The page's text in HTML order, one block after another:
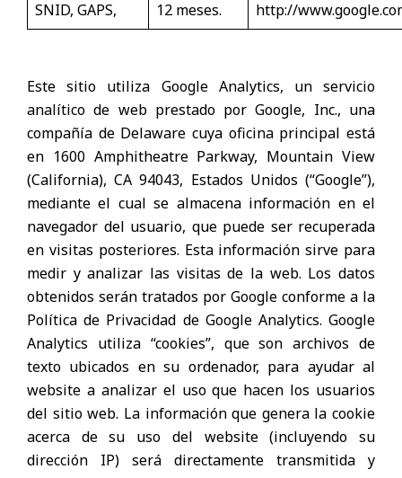
SNID, GAPS,
12 meses.
http://
Este sitio utiliza Google Analytics, un servicio
analítico de web prestado por Google, Inc., una
compañía de Delaware cuya oficina principal está
en 1600 Amphitheatre Parkway, Mountain View
(California), CA 94043, Estados Unidos (“Google”),
mediante el cual se almacena información en el
navegador del usuario, que puede ser recuperada
en visitas posteriores. Esta información sirve para
medir y analizar las visitas de la web. Los datos
obtenidos serán tratados por Google conforme a la
Política de Privacidad de Google Analytics. Google
Analytics utiliza “cookies”, que son archivos de
texto ubicados en su ordenador, para ayudar al
website a analizar el uso que hacen los usuarios
del sitio web. La información que genera la cookie
acerca de su uso del website (incluyendo su
dirección IP) será directamente transmitida y